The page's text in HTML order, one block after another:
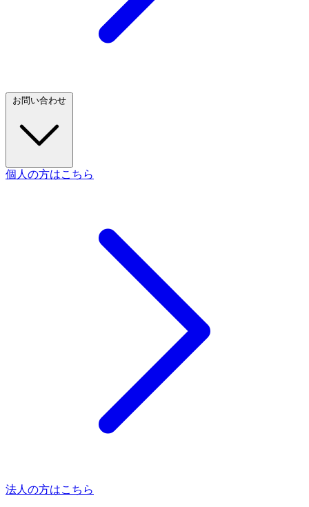
お問い合わせ
個人の方はこちら
法人の方はこちら